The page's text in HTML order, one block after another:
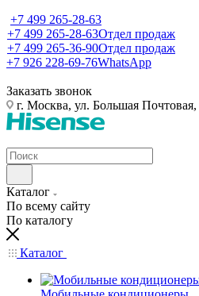
+7 499 265-28-63
+7 499 265-28-63Отдел продаж
+7 499 265-36-90Отдел продаж
+7 926 228-69-76WhatsApp
Заказать звонок
г. Москва, ул. Большая Почтовая,
Каталог
По всему сайту
По каталогу
Каталог